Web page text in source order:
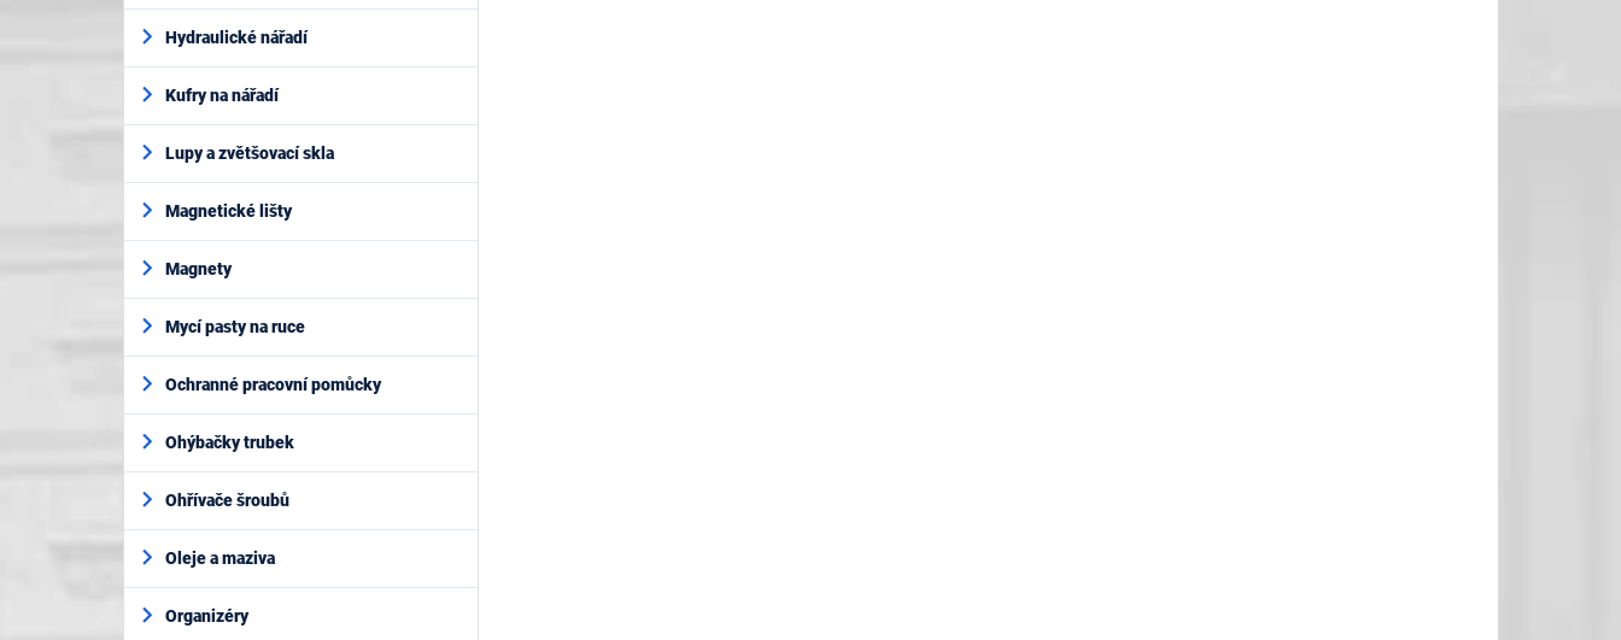
Hydraulické nářadí
Kufry na nářadí
Lupy a zvětšovací skla
Magnetické lišty
Magnety
Mycí pasty na ruce
Ochranné pracovní pomůcky
Ohýbačky trubek
Ohřívače šroubů
Oleje a maziva
Organizéry